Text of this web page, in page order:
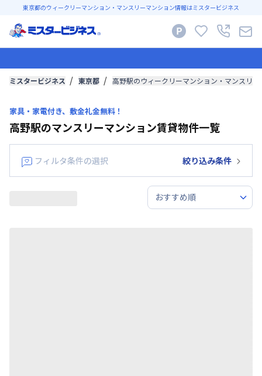
東京都のウィークリーマンション・マンスリーマンション情報はミスタービジネス
ミスタービジネス 東京都 高野駅のウィークリーマンション・マンスリ
家具・家電付き、敷金礼金無料！
高野駅のマンスリーマンション賃貸物件一覧
フィルタ条件の選択 絞り込み条件